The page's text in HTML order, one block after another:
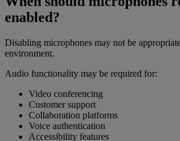
enabled?
Disabling microphones may not be
environment.
Audio functionality may be required for:
Video conferencing
Customer support
Collaboration platforms
Voice authentication
Accessibility features